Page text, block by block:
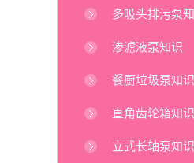
多吸头排污泵
渗滤液泵知识
餐厨垃圾泵知识
直角齿轮箱知识
立式长轴泵知识